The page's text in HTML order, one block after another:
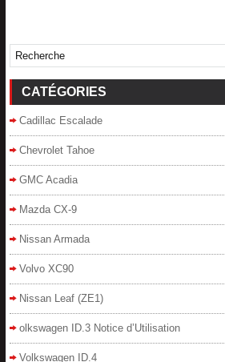
CATÉGORIES
Cadillac Escalade
Chevrolet Tahoe
GMC Acadia
Mazda CX-9
Nissan Armada
Volvo XC90
Nissan Leaf (ZE1)
olkswagen ID.3 Notice d’Utilisation
Volkswagen ID.4